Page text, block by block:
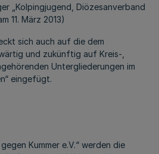
„Kolpingjugend, Diözesanverband
11. März 2013)
sich auch auf die dem
und zukünftig auf Kreis-,
Untergliederungen im
eingefügt.
Kummer e.V.“ werden die